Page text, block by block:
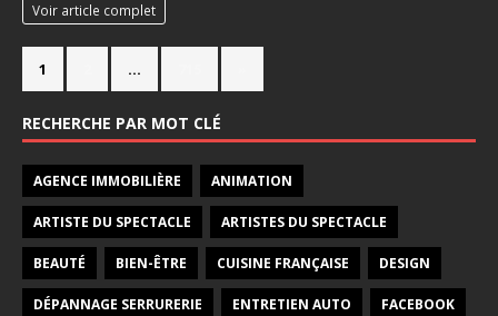
Voir article complet
1 …
RECHERCHE PAR MOT CLÉ
AGENCE IMMOBILIÈRE ANIMATION
ARTISTE DU SPECTACLE ARTISTES DU SPECTACLE
BEAUTÉ BIEN-ÊTRE CUISINE FRANÇAISE DESIGN
DÉPANNAGE SERRURERIE ENTRETIEN AUTO FACEBOOK